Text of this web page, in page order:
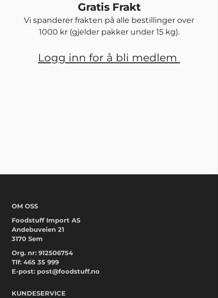
Gratis Frakt
Vi spanderer frakten på alle bestillinger over
1000 kr (gjelder pakker under 15 kg).
Logg inn for å bli medlem
OM OSS
Foodstuff Import AS
Andebuveien 21
3170 Sem
Org. nr: 912506754
Tlf: 465 35 999
E-post: post@foodstuff.no
KUNDESERVICE